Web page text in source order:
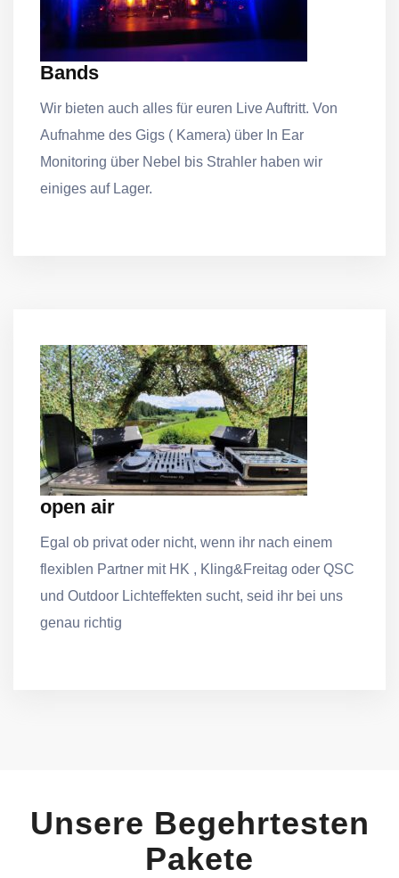
Bands
Wir bieten auch alles für euren Live Auftritt. Von
Aufnahme des Gigs ( Kamera) über In Ear
Monitoring über Nebel bis Strahler haben wir
einiges auf Lager.
open air
Egal ob privat oder nicht, wenn ihr nach einem
flexiblen Partner mit HK , Kling&Freitag oder QSC
und Outdoor Lichteffekten sucht, seid ihr bei uns
genau richtig
Unsere Begehrtesten
Pakete